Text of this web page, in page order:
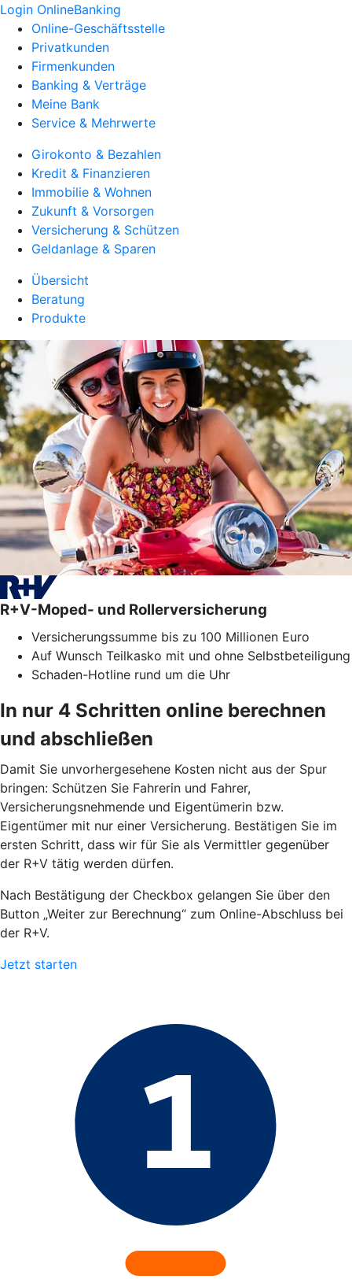
Login OnlineBanking
Online-Geschäftsstelle
Privatkunden
Firmenkunden
Banking & Verträge
Meine Bank
Service & Mehrwerte
Girokonto & Bezahlen
Kredit & Finanzieren
Immobilie & Wohnen
Zukunft & Vorsorgen
Versicherung & Schützen
Geldanlage & Sparen
Übersicht
Beratung
Produkte
R+V-Moped- und Rollerversicherung
Versicherungssumme bis zu 100 Millionen Euro
Auf Wunsch Teilkasko mit und ohne Selbstbeteiligung
Schaden-Hotline rund um die Uhr
In nur 4 Schritten online berechnen
und abschließen
Damit Sie unvorhergesehene Kosten nicht aus der Spur
bringen: Schützen Sie Fahrerin und Fahrer,
Versicherungsnehmende und Eigentümerin bzw.
Eigentümer mit nur einer Versicherung. Bestätigen Sie im
ersten Schritt, dass wir für Sie als Vermittler gegenüber
der R+V tätig werden dürfen.
Nach Bestätigung der Checkbox gelangen Sie über den
Button „Weiter zur Berechnung“ zum Online-Abschluss bei
der R+V.
Jetzt starten